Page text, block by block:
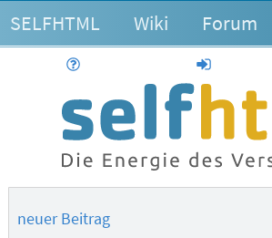
SELFHTML Wiki Forum
anmelden
neuer Beitrag